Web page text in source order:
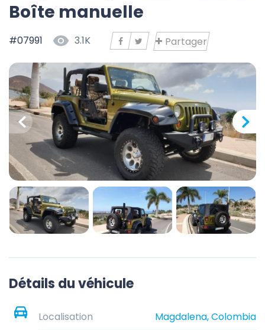
Boîte manuelle
#07991 3.1K Partager
Détails du véhicule
Localisation
Magdalena, Colombia